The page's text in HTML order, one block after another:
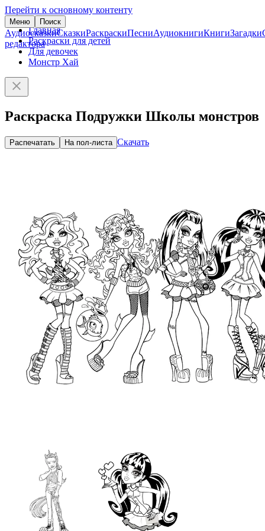
Перейти к основному контенту
Меню Поиск
АудиосказкиСказкиРаскраскиПесниАудиокнигиКнигиЗагадки
редактора
Главная
Раскраски для детей
Для девочек
Монстр Хай
Раскраска Подружки Школы монстров
Распечатать На пол-листа Скачать